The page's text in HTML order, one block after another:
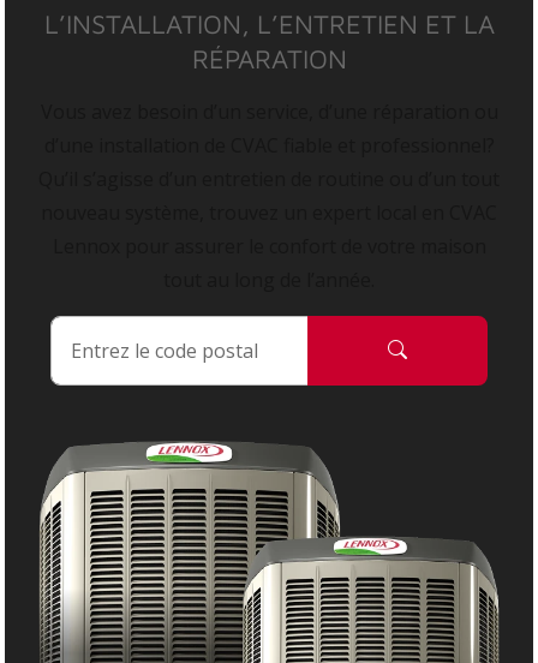
L’INSTALLATION, L’ENTRETIEN ET LA
RÉPARATION